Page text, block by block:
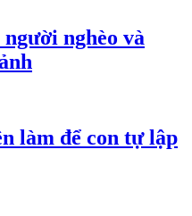
nghèo và
làm để con tự lập